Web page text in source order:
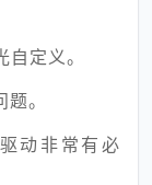
定义。
。
动非常有必